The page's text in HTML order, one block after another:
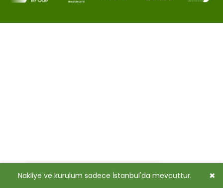
Korumalı Alışveriş
7/24 Canlı Destek
iyzico Korumalı Alışveriş
Nakliye ve kurulum sadece İstanbul'da mevcuttur. ×